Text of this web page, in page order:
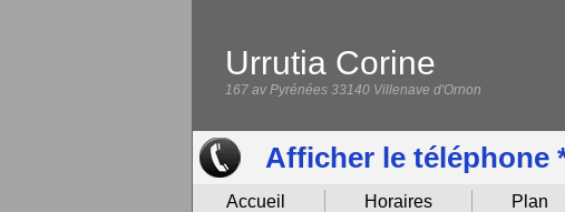
Urrutia Corine
167 av Pyrénées 33140 Villenave d'Ornon
Afficher le téléphone
Accueil Horaires Plan